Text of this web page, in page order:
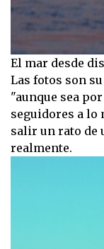
El mar desde
Las fotos son
"aunque sea
seguidores a lo
salir un rato de
realmente.